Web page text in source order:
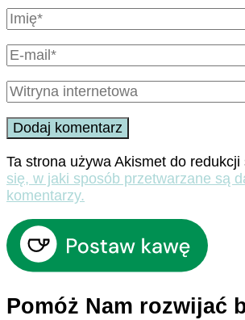
Ta strona używa Akismet do redukcji
się, w jaki sposób przetwarzane są
komentarzy.
Pomóż Nam rozwijać